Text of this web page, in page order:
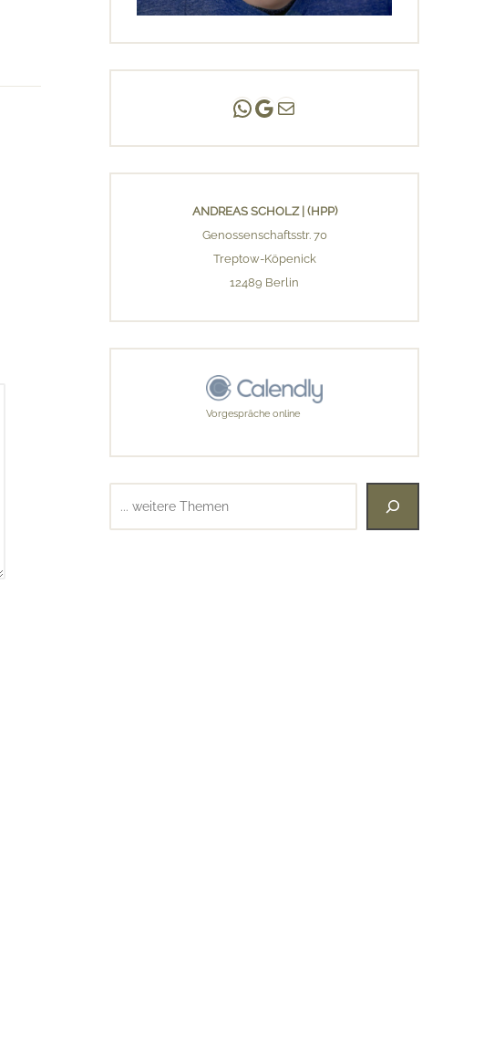
Andreas Scholz | (HPP)
Praxis Adlershof
E-Mail an mich ...
ANDREAS SCHOLZ | (HPP)
Genossenschaftsstr. 70
Treptow-Köpenick
12489 Berlin
Vorgespräche online